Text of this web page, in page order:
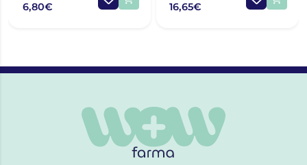
6,80€
16,65€